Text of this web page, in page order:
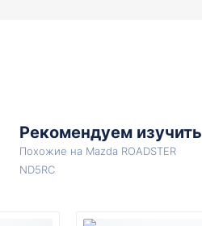
Рекомендуем изучить
Похожие на Mazda ROADSTER
ND5RC